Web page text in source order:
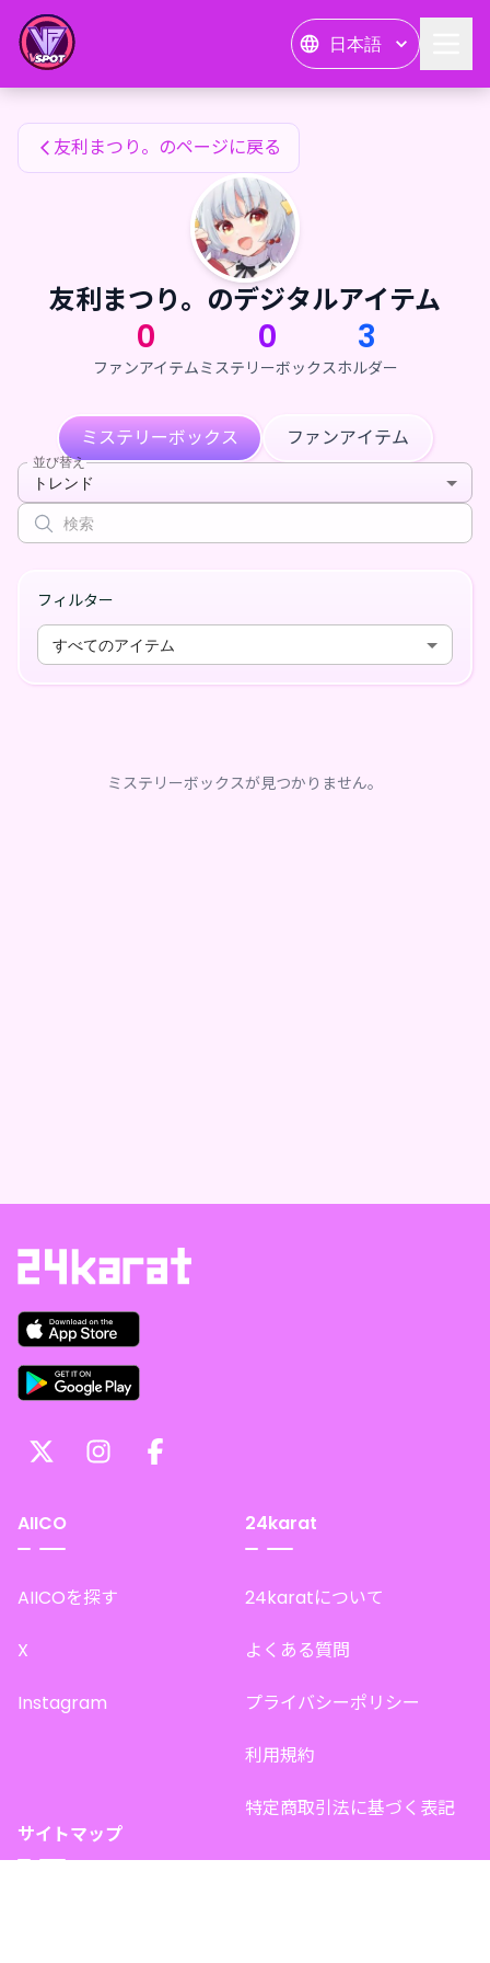
日本語
友利まつり。のファンアイテム
友利まつり。のページに戻る
友利まつり。のデジタルアイテム
0
ファンアイテム
0
ミステリーボックス
3
ホルダー
ミステリーボックス ファンアイテム
並び替え
トレンド
フィルター
すべてのアイテム
ミステリーボックスが見つかりません。
AIICO
AIICOを探す
X
Instagram
24karat
24karatについて
よくある質問
プライバシーポリシー
利用規約
特定商取引法に基づく表記
サイトマップ
友利まつり。のファンアイテム — 24karat